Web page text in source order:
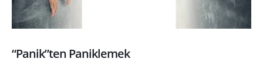
“Panik”ten Paniklemek